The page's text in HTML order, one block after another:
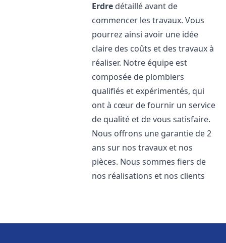
Erdre détaillé avant de
commencer les travaux. Vous
pourrez ainsi avoir une idée
claire des coûts et des travaux à
réaliser. Notre équipe est
composée de plombiers
qualifiés et expérimentés, qui
ont à cœur de fournir un service
de qualité et de vous satisfaire.
Nous offrons une garantie de 2
ans sur nos travaux et nos
pièces. Nous sommes fiers de
nos réalisations et nos clients